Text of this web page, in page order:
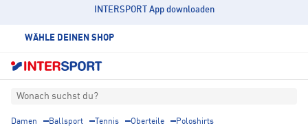
INTERSPORT App downloaden
WÄHLE DEINEN SHOP
Wonach suchst du?
Damen Ballsport Tennis Oberteile Poloshirts